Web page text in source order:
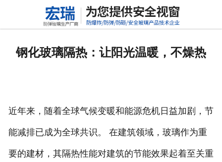
网站首页
行业标准
联系我们
钢化玻璃隔热：让阳光温暖，不燥热
近年来，随着全球气候变暖和能源危机日益加剧，节
能减排已成为全球共识。 在建筑领域，玻璃作为重
要的建材，其隔热性能对建筑的节能效果起着至关重